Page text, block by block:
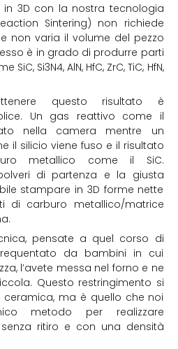
3D con la nostra tecnologia
Sintering) non richiede
non varia il volume del pezzo
è in grado di produrre parti
Si3N4, AlN, HfC, ZrC, TiC, HfN,
questo risultato è
Un gas reattivo come il
nella camera mentre un
il silicio viene fuso e il risultato
metallico come il SiC.
di partenza e la giusta
stampare in 3D forme nette
di carburo metallico/matrice
pensate a quel corso di
da bambini in cui
l’avete messa nel forno e ne
Questo restringimento si
ma è quello che noi
metodo per realizzare
ritiro e con una densità